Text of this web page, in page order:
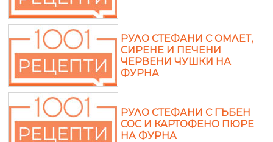
РУЛО СТЕФАНИ С ОМЛЕТ,
СИРЕНЕ И ПЕЧЕНИ
ЧЕРВЕНИ ЧУШКИ НА
ФУРНА
РУЛО СТЕФАНИ С ГЪБЕН
СОС И КАРТОФЕНО ПЮРЕ
НА ФУРНА